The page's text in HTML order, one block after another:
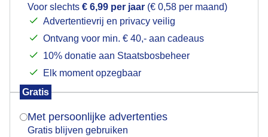
Voor slechts € 6,99 per jaar (€ 0,58 per maand)
Advertentievrij en privacy veilig
Ontvang voor min. € 40,- aan cadeaus
10% donatie aan Staatsbosbeheer
Elk moment opzegbaar
Gratis
Met persoonlijke advertenties
Gratis blijven gebruiken
Indien je hier nog geen akkoord op hebt gegeven,
verschijnt er zo een pop-up uit je browser waarin
Is goed, toon de popup